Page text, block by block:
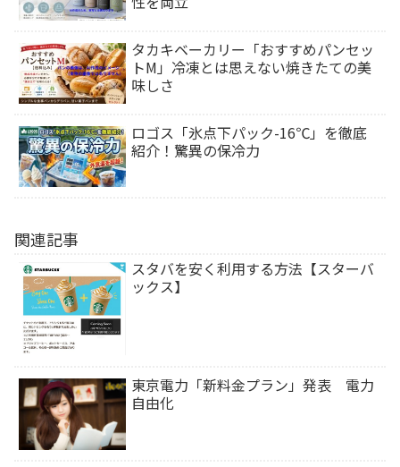
タカキベーカリー「おすすめパンセッ
トM」冷凍とは思えない焼きたての美
味しさ
ロゴス「氷点下パック-16℃」を徹底
紹介！驚異の保冷力
関連記事
スタバを安く利用する方法【スターバ
ックス】
東京電力「新料金プラン」発表 電力
自由化